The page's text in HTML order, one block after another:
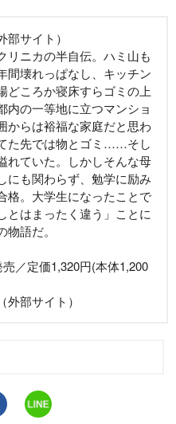
部サイト）
ニカの半自伝。ハミ山も
間壊れっぱなし、キッチン
どころか寝床すらゴミの上
内の一等地に立つマンショ
からは裕福な家庭だと思わ
た先では物とゴミ……そし
れていた。しかしそんな母
にも関わらず、勉学に励み
格。大学生になったことで
とはまったく違う」ことに
語だ。
／定価1,320円(本体1,200
外部サイト）